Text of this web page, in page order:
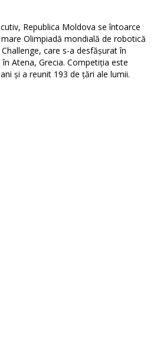
Republica Moldova se întoarce
Olimpiadă mondială de robotică
care s-a desfășurat în
Atena, Grecia. Competiția este
și a reunit 193 de țări ale lumii.